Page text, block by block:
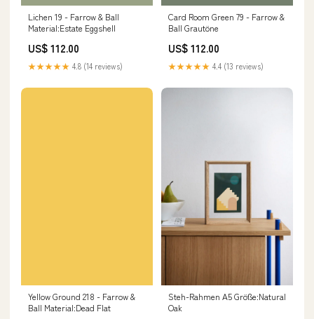
Lichen 19 - Farrow & Ball
Material:Estate Eggshell
US$ 112.00
★★★★★ 4.8 (14 reviews)
Card Room Green 79 - Farrow &
Ball Grautöne
US$ 112.00
★★★★★ 4.4 (13 reviews)
Yellow Ground 218 - Farrow &
Ball Material:Dead Flat
Steh-Rahmen A5 Größe:Natural
Oak